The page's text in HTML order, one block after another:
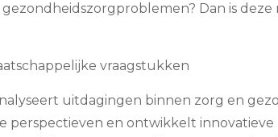
Dan is deze
vraagstukken
uitdagingen binnen zorg en
perspectieven en ontwikkelt innovatieve